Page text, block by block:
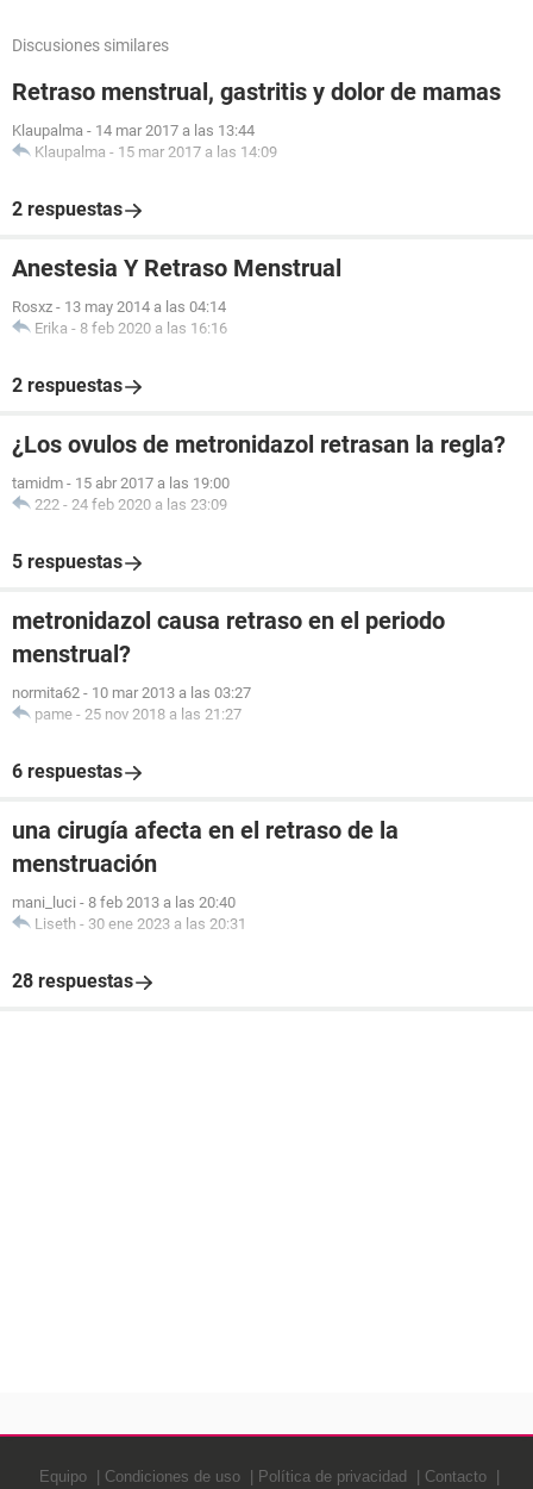
Discusiones similares
Retraso menstrual, gastritis y dolor de mamas
Klaupalma - 14 mar 2017 a las 13:44
Klaupalma - 15 mar 2017 a las 14:09
2 respuestas
Anestesia Y Retraso Menstrual
Rosxz - 13 may 2014 a las 04:14
Erika - 8 feb 2020 a las 16:16
2 respuestas
¿Los ovulos de metronidazol retrasan la regla?
tamidm - 15 abr 2017 a las 19:00
222 - 24 feb 2020 a las 23:09
5 respuestas
metronidazol causa retraso en el periodo
menstrual?
normita62 - 10 mar 2013 a las 03:27
pame - 25 nov 2018 a las 21:27
6 respuestas
una cirugía afecta en el retraso de la
menstruación
mani_luci - 8 feb 2013 a las 20:40
Liseth - 30 ene 2023 a las 20:31
28 respuestas
Equipo Condiciones de uso Política de privacidad Contacto